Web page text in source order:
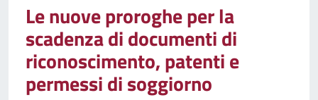
Le nuove proroghe per la
scadenza di documenti di
riconoscimento, patenti e
permessi di soggiorno